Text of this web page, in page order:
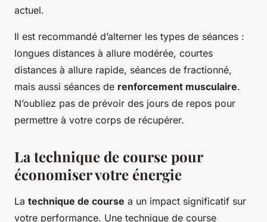
actuel.
Il est recommandé d’alterner les types de séances :
longues distances à allure modérée, courtes
distances à allure rapide, séances de fractionné,
mais aussi séances de renforcement musculaire.
N’oubliez pas de prévoir des jours de repos pour
permettre à votre corps de récupérer.
La technique de course pour
économiser votre énergie
La technique de course a un impact significatif sur
votre performance. Une technique de course